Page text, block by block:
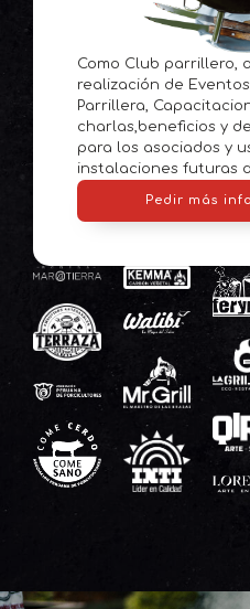
Como Club parrillero,
realización de
Parrillera,
charlas,beneficios y
para los asociados y
instalaciones futuras
Pedir más